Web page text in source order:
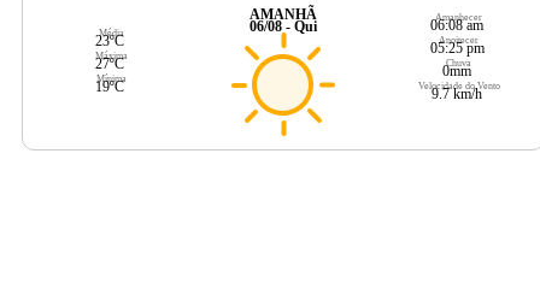
Média
23ºC
Máxima
27ºC
Mínima
19ºC
AMANHÃ
06/08 - Qui
Amanhecer
06:08 am
Anoitecer
05:25 pm
Chuva
0mm
Velocidade do Vento
9.7 km/h